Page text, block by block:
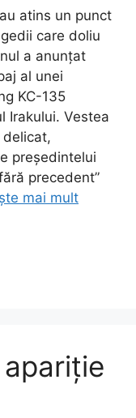
atins un punct
care doliu
a anunțat
al unei
KC-135
Irakului. Vestea
președintelui
precedent”
mai mult